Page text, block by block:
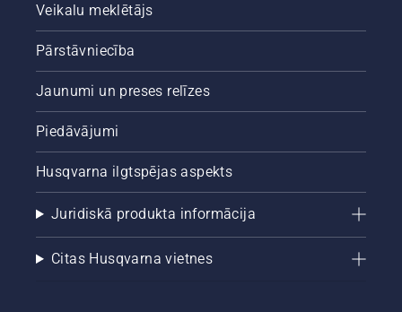
Veikalu meklētājs
Pārstāvniecība
Jaunumi un preses relīzes
Piedāvājumi
Husqvarna ilgtspējas aspekts
Juridiskā produkta informācija
Citas Husqvarna vietnes